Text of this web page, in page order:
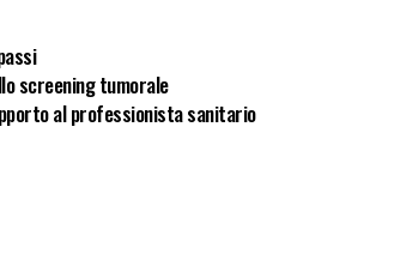
screening tumorale
al professionista sanitario